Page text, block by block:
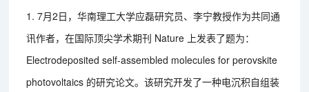
1. 7月2日，华南理工大学应磊研究员、李宁教授作为共同通
讯作者，在国际顶尖学术期刊 Nature 上发表了题为：
Electrodeposited self-assembled molecules for perovskite
photovoltaics 的研究论文。该研究开发了一种电沉积自组装